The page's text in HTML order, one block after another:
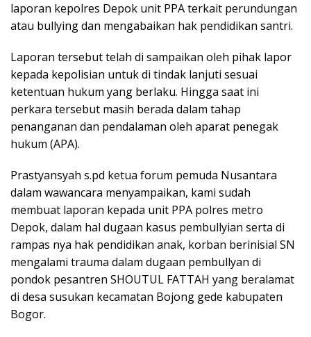
laporan kepolres Depok unit PPA terkait perundungan
atau bullying dan mengabaikan hak pendidikan santri.
Laporan tersebut telah di sampaikan oleh pihak lapor
kepada kepolisian untuk di tindak lanjuti sesuai
ketentuan hukum yang berlaku. Hingga saat ini
perkara tersebut masih berada dalam tahap
penanganan dan pendalaman oleh aparat penegak
hukum (APA).
Prastyansyah s.pd ketua forum pemuda Nusantara
dalam wawancara menyampaikan, kami sudah
membuat laporan kepada unit PPA polres metro
Depok, dalam hal dugaan kasus pembullyian serta di
rampas nya hak pendidikan anak, korban berinisial SN
mengalami trauma dalam dugaan pembullyan di
pondok pesantren SHOUTUL FATTAH yang beralamat
di desa susukan kecamatan Bojong gede kabupaten
Bogor.